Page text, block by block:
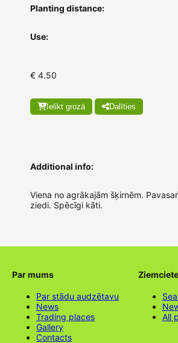
Planting distance:
Use:
€ 4.50
Ielikt grozā Dalīties
Additional info:
Viena no agrākajām šķirnēm.
ziedi. Spēcīgi kāti.
Par mums
Par stādu audzētavu
News
Trading places
Gallery
Contacts
All